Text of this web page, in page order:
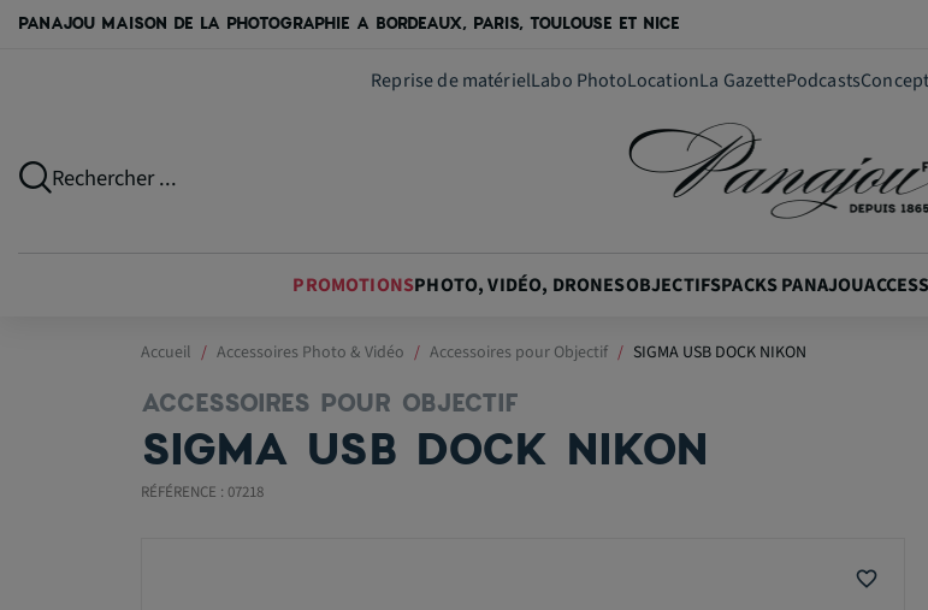
PANAJOU MAISON DE LA PHOTOGRAPHIE A BORDEAUX, PARIS, TOULOUSE ET NICE
Reprise de matérielLabo PhotoLocationLa GazettePodcasts
Rechercher ...
PROMOTIONSPHOTO, VIDÉO, DRONESOBJECTIFSPACKS PANAJOU
Accueil Accessoires Photo & Vidéo Accessoires pour Objectif SIGMA USB DOCK NIKON
ACCESSOIRES POUR OBJECTIF
SIGMA USB DOCK NIKON
RÉFÉRENCE : 07218
favorite_border